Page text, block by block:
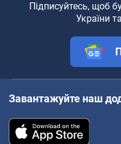
Підписуйтесь, щоб
України
Завантажуйте наш